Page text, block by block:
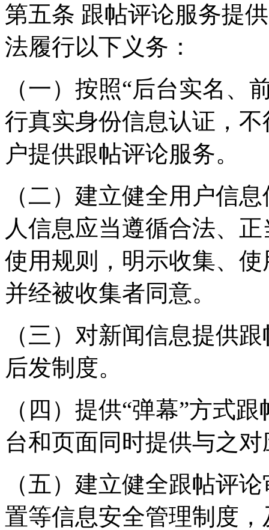
第五条 跟帖评论服务提
法履行以下义务：
（一）按照“后台实名、
行真实身份信息认证，
户提供跟帖评论服务。
（二）建立健全用户信
人信息应当遵循合法、
使用规则，明示收集、
并经被收集者同意。
（三）对新闻信息提供
后发制度。
（四）提供“弹幕”方式
台和页面同时提供与之
（五）建立健全跟帖评
置等信息安全管理制度